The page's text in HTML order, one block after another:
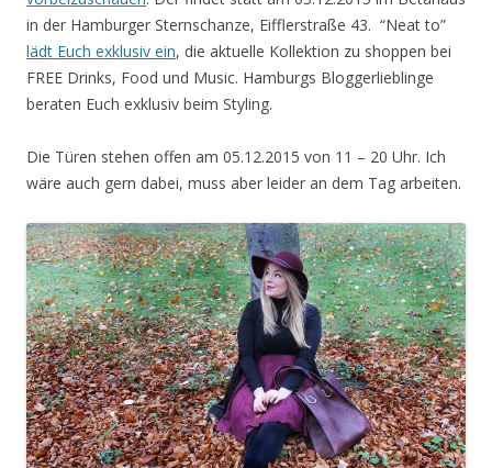
in der Hamburger Sternschanze, Eifflerstraße 43. “Neat to”
lädt Euch exklusiv ein, die aktuelle Kollektion zu shoppen bei
FREE Drinks, Food und Music. Hamburgs Bloggerlieblinge
beraten Euch exklusiv beim Styling.
Die Türen stehen offen am 05.12.2015 von 11 – 20 Uhr. Ich
wäre auch gern dabei, muss aber leider an dem Tag arbeiten.